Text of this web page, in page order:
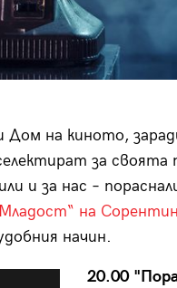
Дом на киното,
за своята
и за нас –
на
начин.
20.00